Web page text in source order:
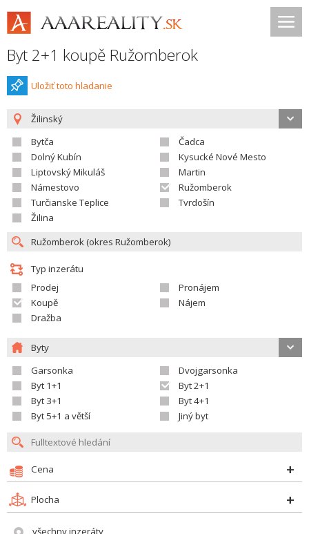
Byt 2+1 koupě Ružomberok
Uložiť toto hladanie
Žilinský
Bytča
Čadca
Dolný Kubín
Kysucké Nové Mesto
Liptovský Mikuláš
Martin
Námestovo
Ružomberok
Turčianske Teplice
Tvrdošín
Žilina
Typ inzerátu
Prodej
Pronájem
Koupě
Nájem
Dražba
Byty
Garsonka
Dvojgarsonka
Byt 1+1
Byt 2+1
Byt 3+1
Byt 4+1
Byt 5+1 a větší
Jiný byt
Cena
Plocha
všechny inzeráty